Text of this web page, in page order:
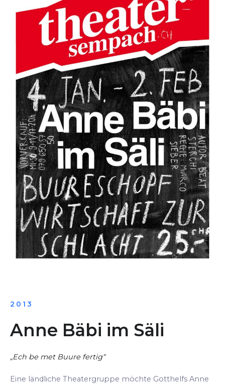
2013
Anne Bäbi im Säli
„Ech be met Buure fertig“
Eine ländliche Theatergruppe möchte Gotthelfs Anne